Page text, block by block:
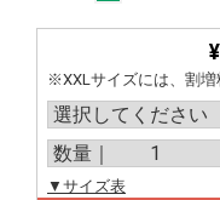
※XXLサイズには、割増
▼サイズ表